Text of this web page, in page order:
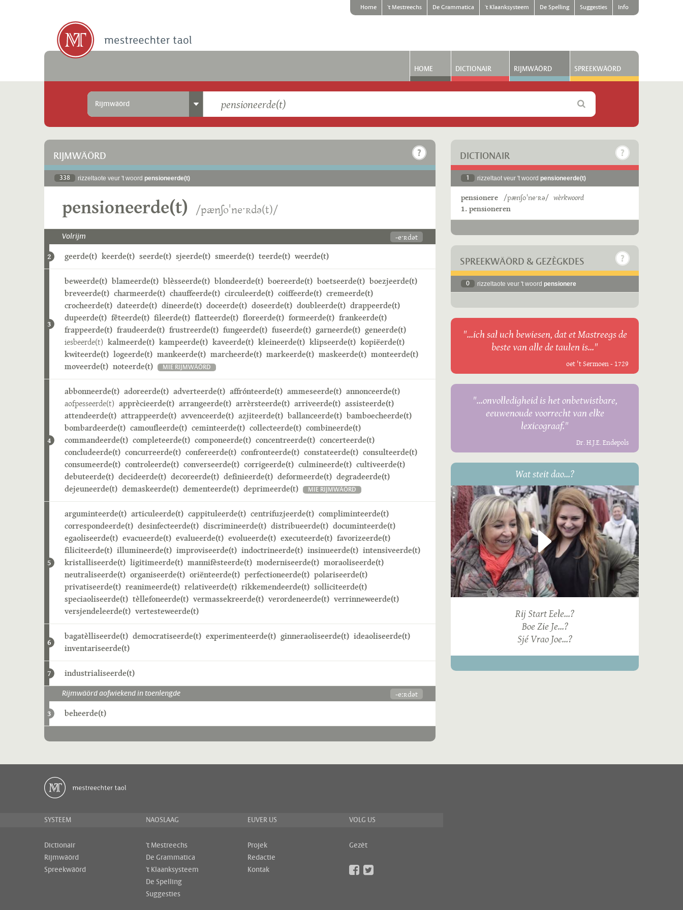
Home 't Mestreechs De Grammatica 't Klaanksysteem De Spelling Suggesties Info
HOME DICTIONAIR RIJMWÄÖRD SPREEKWÄÖRD
Rijmwäörd
RIJMWÄÖRD
338 rizzeltaote veur 't woord pensioneerde(t)
pensioneerde(t) /pænʃoˈneˑʀdə(t)/
Volrijm -eˑʀdət
2 geerde(t) keerde(t) seerde(t) sjeerde(t) smeerde(t) teerde(t) weerde(t)
3
beweerde(t) blameerde(t) blèsseerde(t) blondeerde(t) boereerde(t) boetseerde(t) boezjeerde(t)
breveerde(t) charmeerde(t) chauffeerde(t) circuleerde(t) coiffeerde(t) cremeerde(t)
crocheerde(t) dateerde(t) dineerde(t) doceerde(t) doseerde(t) doubleerde(t) drappeerde(t)
dupeerde(t) fêteerde(t) fileerde(t) flatteerde(t) floreerde(t) formeerde(t) frankeerde(t)
frappeerde(t) fraudeerde(t) frustreerde(t) fungeerde(t) fuseerde(t) garneerde(t) geneerde(t)
iesbeerde(t) kalmeerde(t) kampeerde(t) kaveerde(t) kleineerde(t) klipseerde(t) kopiëerde(t)
kwiteerde(t) logeerde(t) mankeerde(t) marcheerde(t) markeerde(t) maskeerde(t) monteerde(t)
moveerde(t) noteerde(t) MIE RIJMWÄÖRD
4
abbonneerde(t) adoreerde(t) adverteerde(t) affrónteerde(t) ammeseerde(t) annonceerde(t)
aofpesseerde(t) apprècieerde(t) arrangeerde(t) arrèrsteerde(t) arriveerde(t) assisteerde(t)
attendeerde(t) attrappeerde(t) avvenceerde(t) azjiteerde(t) ballanceerde(t) bamboecheerde(t)
bombardeerde(t) camoufleerde(t) ceminteerde(t) collecteerde(t) combineerde(t)
commandeerde(t) completeerde(t) componeerde(t) concentreerde(t) concerteerde(t)
concludeerde(t) concurreerde(t) confereerde(t) confronteerde(t) constateerde(t) consulteerde(t)
consumeerde(t) controleerde(t) converseerde(t) corrigeerde(t) culmineerde(t) cultiveerde(t)
debuteerde(t) decideerde(t) decoreerde(t) definieerde(t) deformeerde(t) degradeerde(t)
dejeuneerde(t) demaskeerde(t) dementeerde(t) deprimeerde(t) MIE RIJMWÄÖRD
5
arguminteerde(t) articuleerde(t) cappituleerde(t) centrifuzjeerde(t) compliminteerde(t)
correspondeerde(t) desinfecteerde(t) discrimineerde(t) distribueerde(t) documinteerde(t)
egaoliseerde(t) evacueerde(t) evalueerde(t) evolueerde(t) executeerde(t) favorizeerde(t)
filiciteerde(t) illumineerde(t) improviseerde(t) indoctrineerde(t) insinueerde(t) intensiveerde(t)
kristalliseerde(t) ligitimeerde(t) mannifèsteerde(t) moderniseerde(t) moraoliseerde(t)
neutraliseerde(t) organiseerde(t) oriënteerde(t) perfectioneerde(t) polariseerde(t)
privatiseerde(t) reanimeerde(t) relativeerde(t) rikkemendeerde(t) solliciteerde(t)
speciaoliseerde(t) tèllefoneerde(t) vermassekreerde(t) verordeneerde(t) verrinneweerde(t)
versjendeleerde(t) vertesteweerde(t)
6
bagatèlliseerde(t) democratiseerde(t) experimenteerde(t) ginneraoliseerde(t) ideaoliseerde(t)
inventariseerde(t)
7 industrialiseerde(t)
Rijmwäörd aofwiekend in toenlengde -eːʀdət
3 beheerde(t)
DICTIONAIR
1 rizzeltaot veur 't woord pensioneerde(t)
pensionere /pænʃoˈneˑʀə/ wèrkwoord
1. pensioneren
SPREEKWÄÖRD & GEZÈGKDES
0 rizzeltaote veur 't woord pensionere
"...ich sal uch bewiesen, dat et Mastreegs de
beste van alle de taulen is..."
oet 't Sermoen - 1729
"...onvolledigheid is het onbetwistbare,
eeuwenoude voorrecht van elke
lexicograaf."
Dr. H.J.E. Endepols
Wat steit dao...?
Rij Start Eele...?
Boe Zie Je...?
Sjé Vrao Joe...?
SYSTEEM
Dictionair
Rijmwäörd
Spreekwäörd
NAOSLAAG
't Mestreechs
De Grammatica
't Klaanksysteem
De Spelling
Suggesties
EUVER US
Projek
Redactie
Kontak
VOLG US
Gezèt